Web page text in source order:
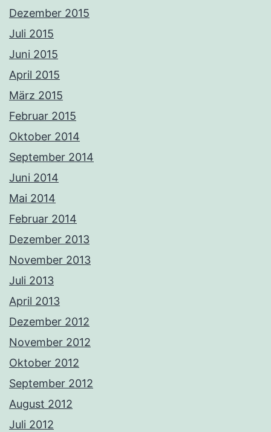
Dezember 2015
Juli 2015
Juni 2015
April 2015
März 2015
Februar 2015
Oktober 2014
September 2014
Juni 2014
Mai 2014
Februar 2014
Dezember 2013
November 2013
Juli 2013
April 2013
Dezember 2012
November 2012
Oktober 2012
September 2012
August 2012
Juli 2012